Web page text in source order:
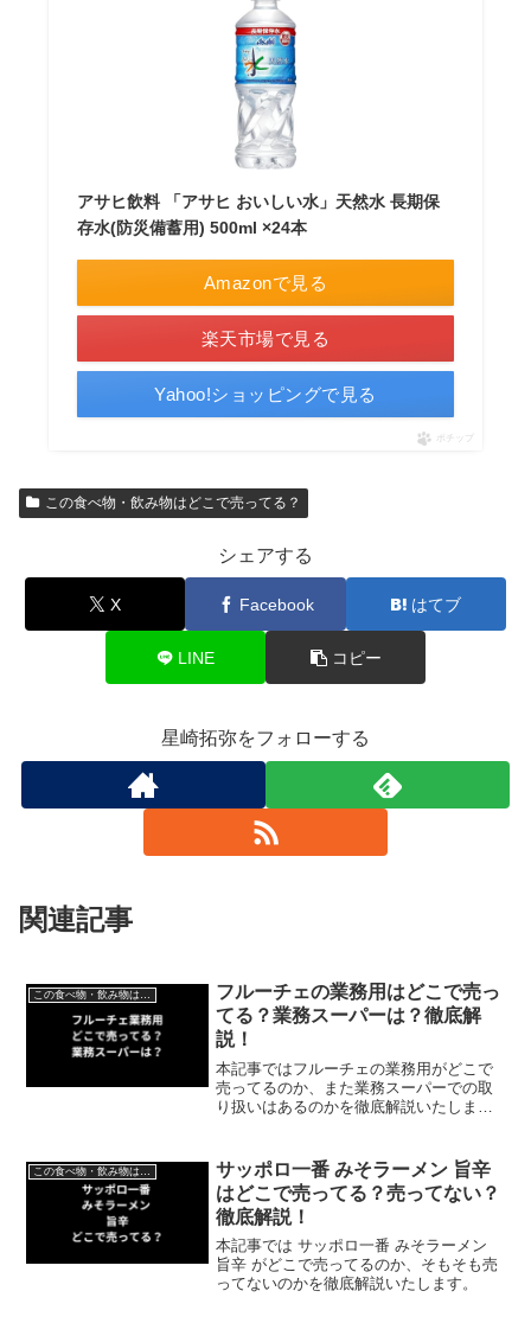
アサヒ飲料 「アサヒ おいしい水」天然水 長期保
存水(防災備蓄用) 500ml ×24本
Amazonで見る
楽天市場で見る
Yahoo!ショッピングで見る
ポチップ
この食べ物・飲み物はどこで売ってる？
シェアする
X Facebook はてブ
LINE コピー
星崎拓弥をフォローする
関連記事
フルーチェの業務用はどこで売っ
てる？業務スーパーは？徹底解
説！
本記事ではフルーチェの業務用がどこで
売ってるのか、また業務スーパーでの取
り扱いはあるのかを徹底解説いたしま
サッポロ一番 みそラーメン 旨辛
はどこで売ってる？売ってない？
徹底解説！
本記事では サッポロ一番 みそラーメン
旨辛 がどこで売ってるのか、そもそも売
ってないのかを徹底解説いたします。